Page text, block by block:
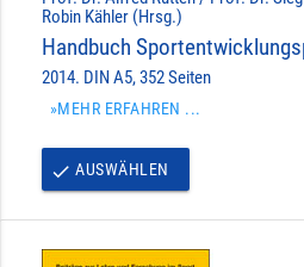
Robin Kähler (Hrsg.)
Handbuch
2014. DIN A5, 352 Seiten
»MEHR ERFAHREN ...
done AUSWÄHLEN